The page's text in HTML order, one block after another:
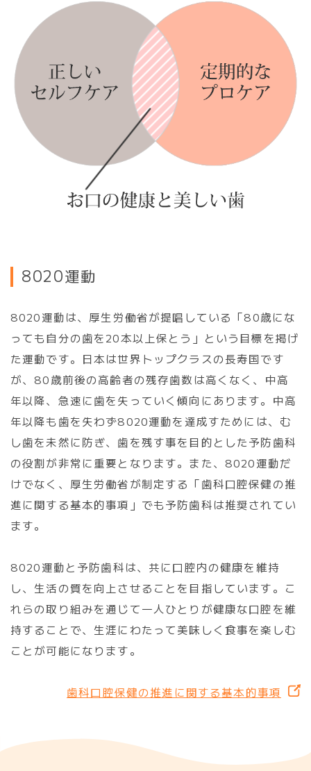
8020運動
8020運動は、厚生労働省が提唱している「80歳にな
っても自分の歯を20本以上保とう」という目標を掲げ
た運動です。日本は世界トップクラスの長寿国です
が、80歳前後の高齢者の残存歯数は高くなく、中高
年以降、急速に歯を失っていく傾向にあります。中高
年以降も歯を失わず8020運動を達成すためには、む
し歯を未然に防ぎ、歯を残す事を目的とした予防歯科
の役割が非常に重要となります。また、8020運動だ
けでなく、厚生労働省が制定する「歯科口腔保健の推
進に関する基本的事項」でも予防歯科は推奨されてい
ます。
8020運動と予防歯科は、共に口腔内の健康を維持
し、生活の質を向上させることを目指しています。こ
れらの取り組みを通じて一人ひとりが健康な口腔を維
持することで、生涯にわたって美味しく食事を楽しむ
ことが可能になります。
歯科口腔保健の推進に関する基本的事項